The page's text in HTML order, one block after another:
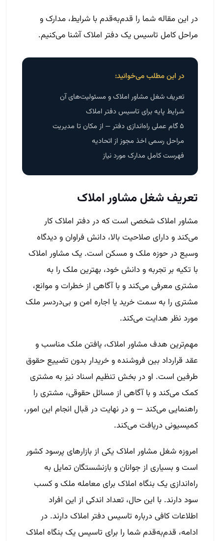
در این مقاله شما را قدم‌به‌قدم با شرایط، مدارک و
مراحل کامل تاسیس یک دفتر املاک آشنا می‌کنیم.
در این مطلب می‌خوانید:
تعریف شغل مشاور املاک و مسئولیت‌های آن
شرایط پایه برای تاسیس دفتر املاک
۵ گام عملی راه‌اندازی دفتر — از مکان تا مدیریت
مراحل رسمی اخذ مجوز از اتحادیه
فهرست کامل مدارک مورد نیاز
تعریف شغل مشاور املاک
مشاور املاک شخصی است که در دفتر املاک کار
می‌کند و دارای صلاحیت بالا، دانش فراوان و دیدگاه
وسیع در حوزه ملک و مسکن است. یک مشاور املاک
با تکیه بر تجربه و دانش خود، بهترین ملک را به
مشتری معرفی می‌کند و با آگاهی از خطرات و موانع،
مشتری را به سمت خرید یا اجاره امن و بی‌دردسر ملک
مورد نظر هدایت می‌کند.
مهم‌ترین هدف مشاور املاک، یافتن ملک مناسب و
عقد قرارداد بین فروشنده و خریدار بدون تضییع حقوق
طرفین است. او در بخش تنظیم اسناد نیز به مشتری
کمک می‌کند و با آگاهی از مسائل حقوقی، مشتری را
راهنمایی می‌کند — و در نهایت در قبال انجام این امور،
کمیسیونی دریافت می‌کند.
امروزه شغل مشاور املاک یکی از بازارهای پرسود کشور
است و بسیاری از جوانان و بازنشستگان تمایل به
راه‌اندازی یک بنگاه املاک برای معامله ملک و کسب
سود دارند. با این حال، تعداد اندکی از این افراد
اطلاعات کافی درباره تاسیس دفتر املاک دارند. در
ادامه، قدم‌به‌قدم شما را برای تاسیس یک بنگاه املاک